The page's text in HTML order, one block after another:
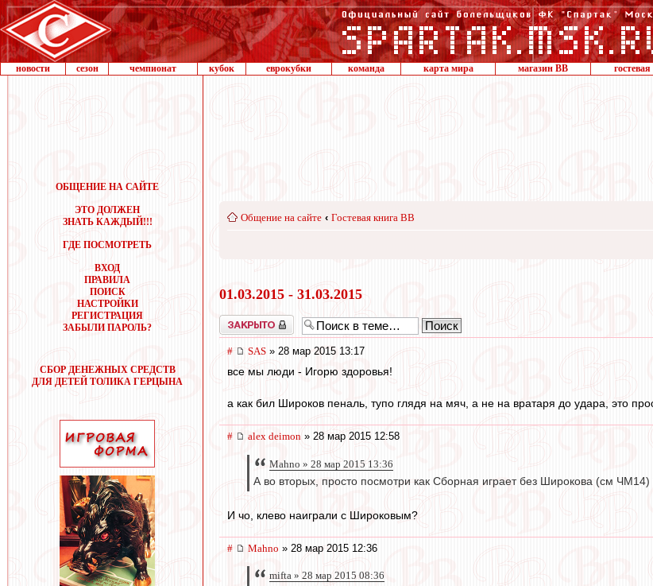
новости сезон чемпионат кубок еврокубки команда карта мира магазин ВВ
ОБЩЕНИЕ НА САЙТЕ
ЭТО ДОЛЖЕН
ЗНАТЬ КАЖДЫЙ!!!
ГДЕ ПОСМОТРЕТЬ
ВХОД
ПРАВИЛА
ПОИСК
НАСТРОЙКИ
РЕГИСТРАЦИЯ
ЗАБЫЛИ ПАРОЛЬ?
СБОР ДЕНЕЖНЫХ СРЕДСТВ
ДЛЯ ДЕТЕЙ ТОЛИКА ГЕРЦЫНА
Общение на сайте ‹ Гостевая книга ВВ
01.03.2015 - 31.03.2015
Закрыто
# SAS » 28 мар 2015 13:17
все мы люди - Игорю здоровья!
а как бил Широков пеналь, тупо глядя на мяч, а не на вратаря до удара, это
# alex deimon » 28 мар 2015 12:58
Mahno » 28 мар 2015 13:36
А во вторых, просто посмотри как Сборная играет без Широкова (см ЧМ14)
И чо, клево наиграли с Широковым?
# Mahno » 28 мар 2015 12:36
mifta » 28 мар 2015 08:36